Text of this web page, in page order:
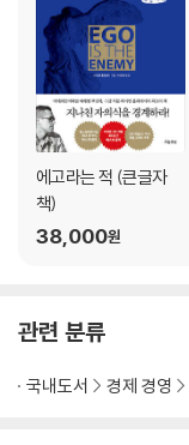
에고라는 적 (큰글자
책)
38,000원
관련 분류
국내도서 경제 경영